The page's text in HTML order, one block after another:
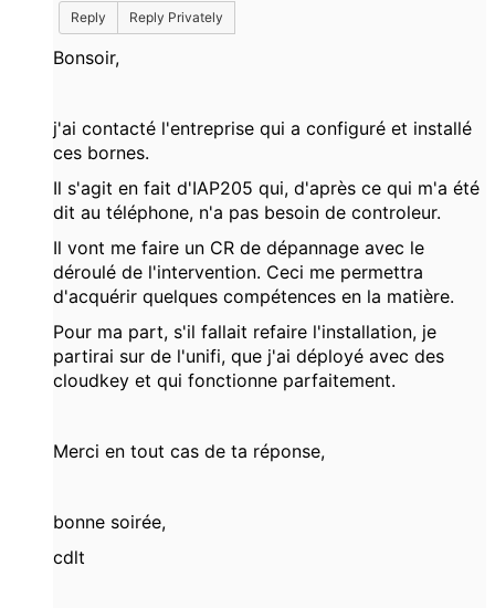
Reply
Reply Privately
Bonsoir,
j'ai contacté l'entreprise qui a configuré et installé
ces bornes.
Il s'agit en fait d'IAP205 qui, d'après ce qui m'a été
dit au téléphone, n'a pas besoin de controleur.
Il vont me faire un CR de dépannage avec le
déroulé de l'intervention. Ceci me permettra
d'acquérir quelques compétences en la matière.
Pour ma part, s'il fallait refaire l'installation, je
partirai sur de l'unifi, que j'ai déployé avec des
cloudkey et qui fonctionne parfaitement.
Merci en tout cas de ta réponse,
bonne soirée,
cdlt